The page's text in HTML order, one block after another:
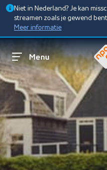
Niet in Nederland? Je kan
streamen zoals je gewend
Meer informatie
Menu